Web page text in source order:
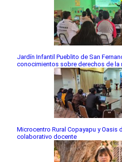
Jardín Infantil Pueblito de San
conocimientos sobre derechos de la
Microcentro Rural Copayapu y Oasis
colaborativo docente